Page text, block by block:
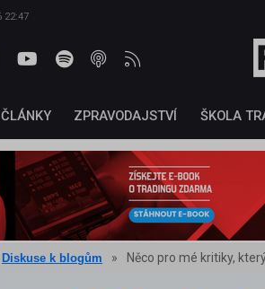
22:47
ČLÁNKY ZPRAVODAJSTVÍ ŠKOLA
Diskuse k blogům » Něco pro mé kritiky,